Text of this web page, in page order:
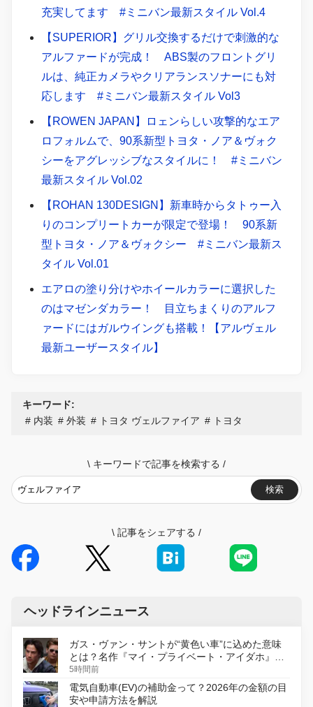
充実してます #ミニバン最新スタイル Vol.4
【SUPERIOR】グリル交換するだけで刺激的な
アルファードが完成！ ABS製のフロントグリ
ルは、純正カメラやクリアランスソナーにも対
応します #ミニバン最新スタイル Vol3
【ROWEN JAPAN】ロェンらしい攻撃的なエア
ロフォルムで、90系新型トヨタ・ノア＆ヴォク
シーをアグレッシブなスタイルに！ #ミニバン
最新スタイル Vol.02
【ROHAN 130DESIGN】新車時からタトゥー入
りのコンプリートカーが限定で登場！ 90系新
型トヨタ・ノア＆ヴォクシー #ミニバン最新ス
タイル Vol.01
エアロの塗り分けやホイールカラーに選択した
のはマゼンダカラー！ 目立ちまくりのアルフ
ァードにはガルウイングも搭載！【アルヴェル
最新ユーザースタイル】
キーワード:
内装
外装 トヨタ ヴェルファイア トヨタ
\ キーワードで記事を検索する /
検索
\ 記事をシェアする /
ヘッドラインニュース
ガス・ヴァン・サントが“黄色い車”に込めた意味
とは？名作『マイ・プライベート・アイダホ』が
初のデジタルリマスター版で復活
5時間前
電気自動車(EV)の補助金って？2026年の金額の目
安や申請方法を解説